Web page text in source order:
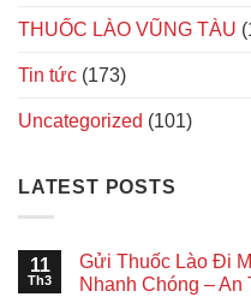
THUỐC LÀO VŨNG TÀU
Tin tức (173)
Uncategorized (101)
LATEST POSTS
11
Th3
Gửi Thuốc Lào Đi
Nhanh Chóng – An